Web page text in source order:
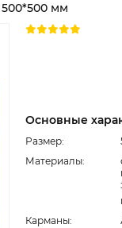
мм
Основные
Размер:
Материалы:
Карманы: